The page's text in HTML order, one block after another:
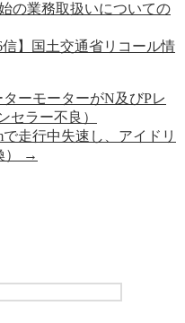
の業務取扱いについての
信】国土交通省リコール情
ーモーターがN及びPレ
セラー不良）
走行中失速し、アイドリ
→